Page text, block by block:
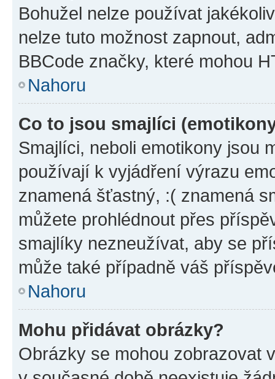
Bohužel nelze používat
nelze tuto možnost zapnout,
BBCode značky, které mohou
Nahoru
Co to jsou smajlíci
Smajlíci, neboli emotikony jsou
používají k vyjádření výrazu
znamená šťastný, :( znamená
můžete prohlédnout přes
smajlíky nezneužívat, aby se
může také případně váš
Nahoru
Mohu přidávat obrázky?
Obrázky se mohou zobrazovat